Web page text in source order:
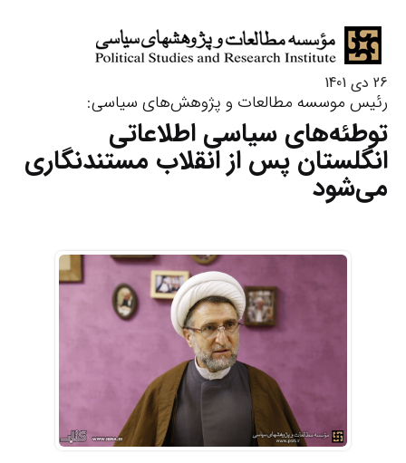
26 دی 1401
رئیس موسسه مطالعات و پژوهش‌های سیاسی:
توطئه‌های سیاسی اطلاعاتی
انگلستان پس از انقلاب مستندنگاری
می‌شود